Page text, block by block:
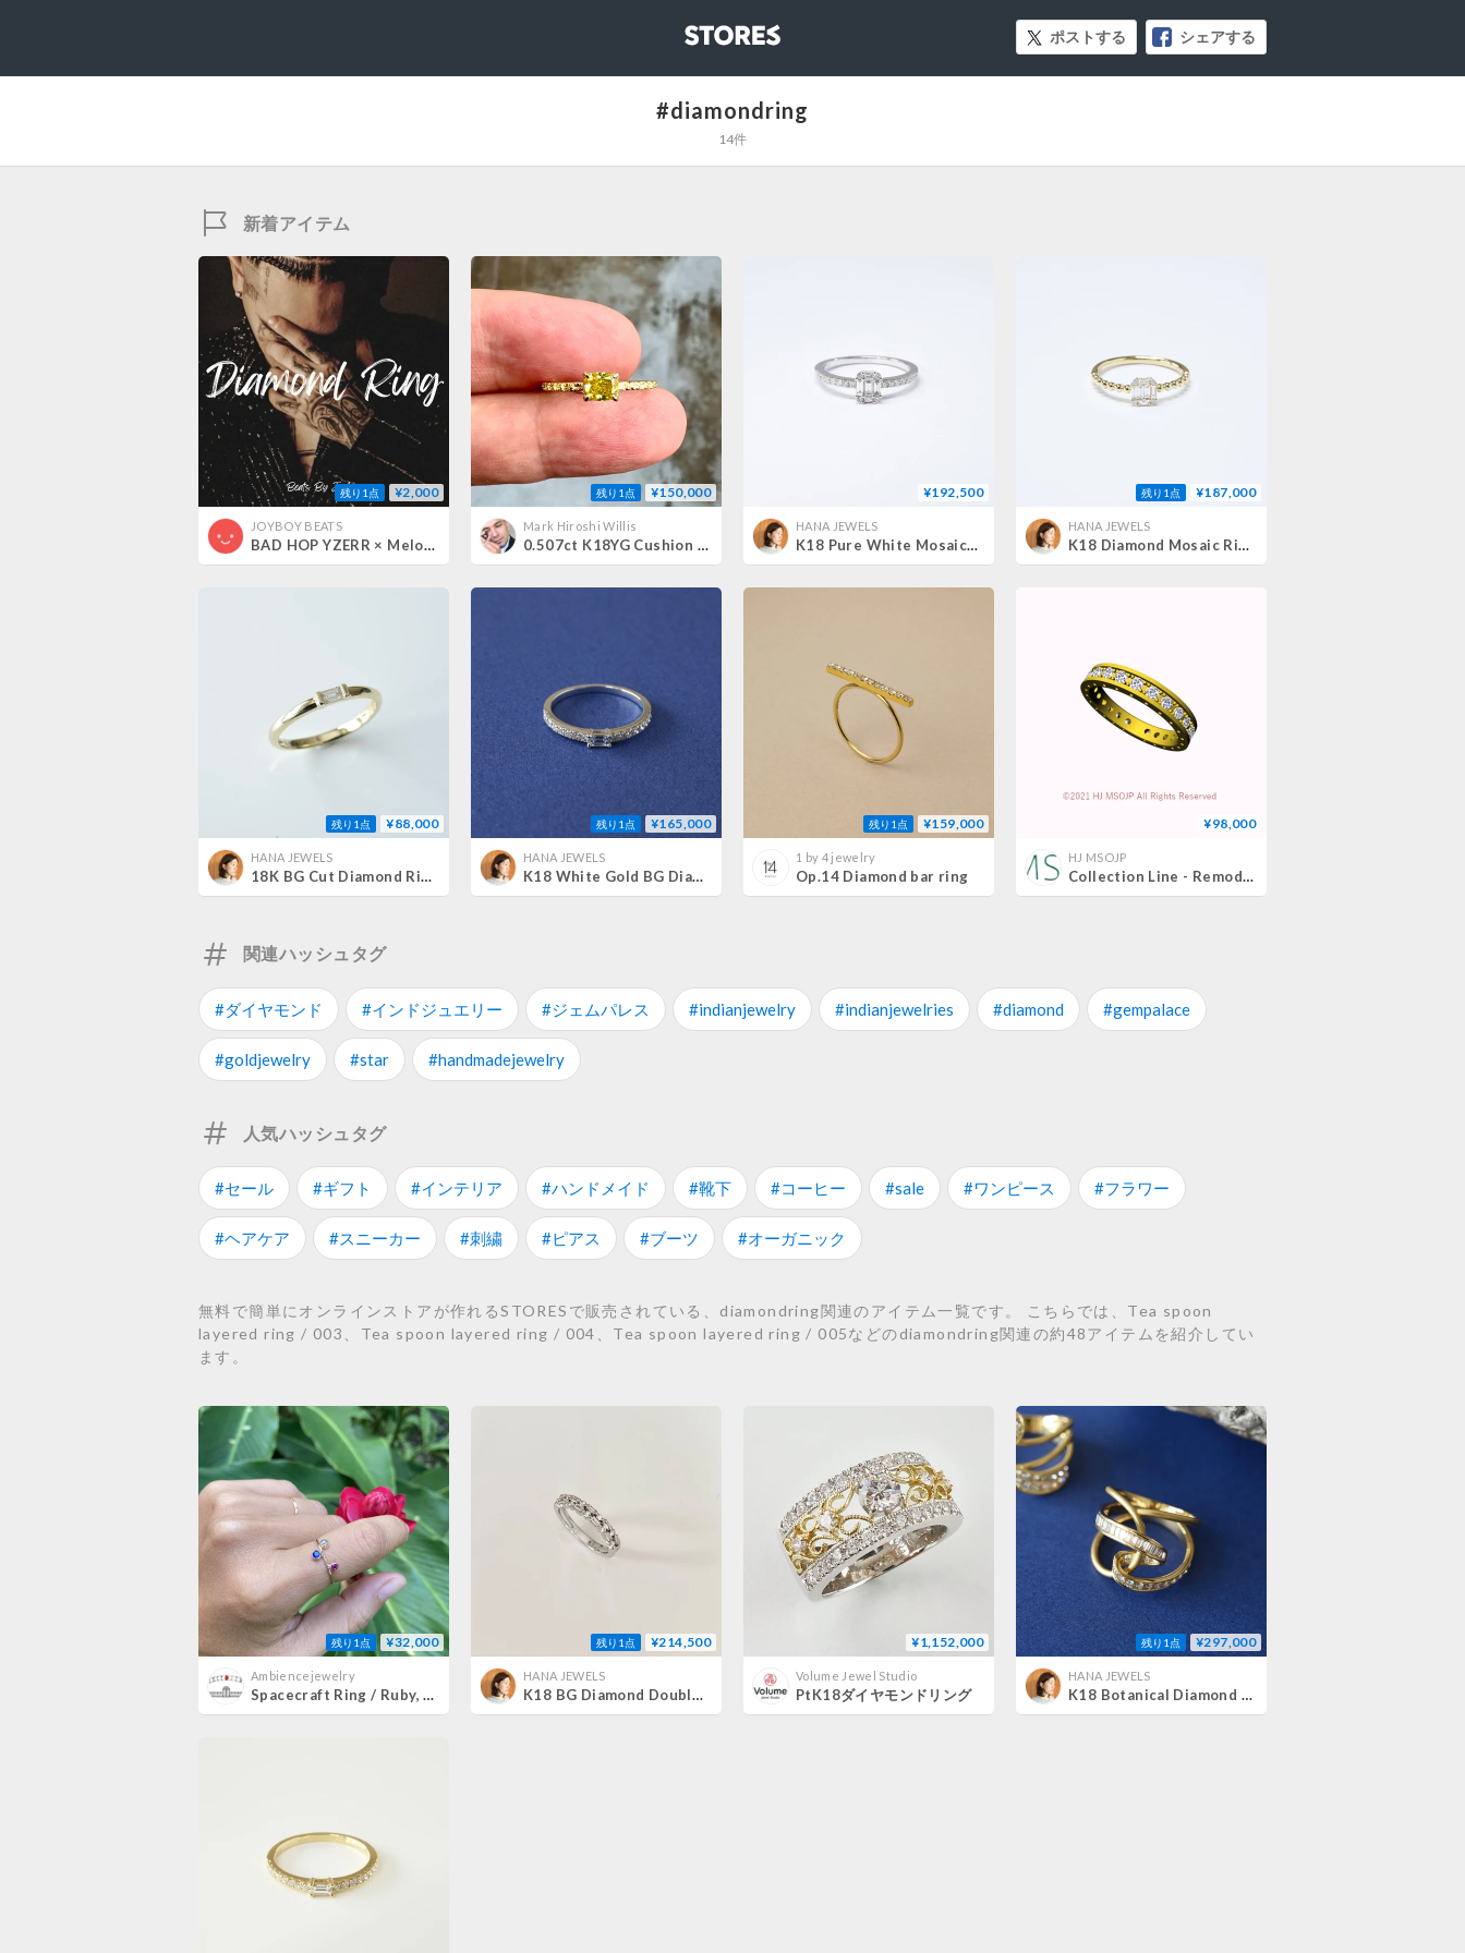
STORES ポストする シェアする
#diamondring
14件
新着アイテム
残り1点 ¥2,000
JOYBOY BEATS
BAD HOP YZERR × Melodic Guitar Type Beat - “Diamond Ring”【商用利用権、タグ有り、WAVファイル】
残り1点 ¥150,000
Mark Hiroshi Willis
0.507ct K18YG Cushion Cut Diamond Ring (Natural) #5855
¥192,500
HANA JEWELS
K18 Pure White Mosaic Diamond Ring
残り1点 ¥187,000
HANA JEWELS
K18 Diamond Mosaic Ring
残り1点 ¥88,000
HANA JEWELS
18K BG Cut Diamond Ring
残り1点 ¥165,000
HANA JEWELS
K18 White Gold BG Diamond Ring
残り1点 ¥159,000
1 by 4 jewelry
Op.14 Diamond bar ring
¥98,000
HJ MSOJP
Collection Line - Remodeling eternity ring
関連ハッシュタグ
#ダイヤモンド #インドジュエリー #ジェムパレス #indianjewelry #indianjewelries #diamond #gempalace
#goldjewelry #star #handmadejewelry
人気ハッシュタグ
#セール #ギフト #インテリア #ハンドメイド #靴下 #コーヒー #sale #ワンピース #フラワー
#ヘアケア #スニーカー #刺繍 #ピアス #ブーツ #オーガニック
無料で簡単にオンラインストアが作れるSTORESで販売されている、diamondring関連のアイテム一覧です。 こちらでは、Tea spoon
layered ring / 003、Tea spoon layered ring / 004、Tea spoon layered ring / 005などのdiamondring関連の約48アイテムを紹介してい
ます。
残り1点 ¥32,000
Ambiencejewelry
Spacecraft Ring / Ruby, blue sapphire, Diamond
残り1点 ¥214,500
HANA JEWELS
K18 BG Diamond Double Ring
¥1,152,000
Volume Jewel Studio
PtK18ダイヤモンドリング
残り1点 ¥297,000
HANA JEWELS
K18 Botanical Diamond Ring